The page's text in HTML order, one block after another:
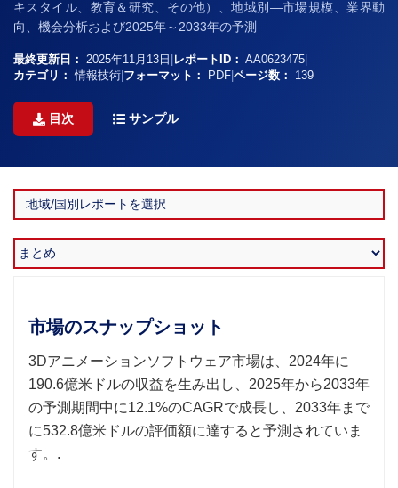
キスタイル、教育＆研究、その他）、地域別―市場規模、業界動
向、機会分析および2025年～2033年の予測
最終更新日： 2025年11月13日 レポートID： AA0623475
カテゴリ： 情報技術 フォーマット： PDF ページ数： 139
目次 サンプル
市場のスナップショット
3Dアニメーションソフトウェア市場は、2024年に
190.6億米ドルの収益を生み出し、2025年から2033年
の予測期間中に12.1%のCAGRで成長し、2033年まで
に532.8億米ドルの評価額に達すると予測されていま
す。.